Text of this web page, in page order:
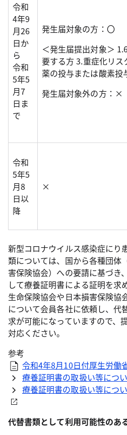
令和
4年9
月26
日か
ら
令和
5年5
月7
日ま
で
発生届対象の方：〇
＜発生届提出対象＞
要する方 3.重症化リ
薬の投与または酸素投
発生届対象外の方：×
令和
5年5
月8
日以
降
×
新型コロナウイルス感染症にり
類については、国から各種団体
害保険協会）への要請に基づき
して療養証明書による証明を求
生命保険協会や日本損害保険協
について会員各社に依頼し、代
求が可能になっていますので、
対応ください。
参考
令和4年8月10日付厚生労働
療養証明書の取扱い等につ
療養証明書の取扱い等につ
代替書類として利用可能性のあ